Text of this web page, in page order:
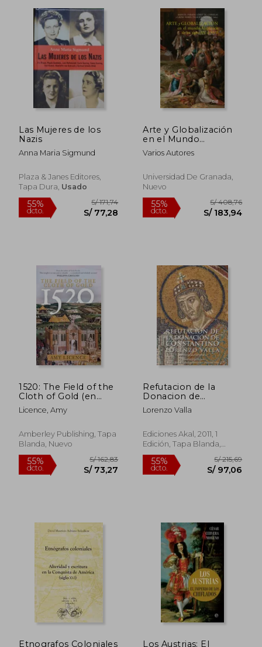
40%
dcto.
S/ 366,88
S/ 220,13
50%
dcto. S/
55%
dcto.
S/ 226,06
S/ 101,73
55%
dcto.
Las Mujeres de los
Nazis
Anna Maria Sigmund
Plaza & Janes Editores,
Tapa Dura, Usado
55%
Arte y Globalización
en el Mundo
Hispánico de los
Siglos xv al Xvii
Varios Autores
Universidad De Granada,
Nuevo
55%
1520: The Field of the
Cloth of Gold (en
Inglés)
Licence, Amy
Amberley Publishing, Tapa
Blanda, Nuevo
Refutacion de la
Donacion de
Constantino
Lorenzo Valla
Ediciones Akal, 2011, 1
Edición, Tapa Blanda,
Nuevo
Etnografos Coloniales Los Austrias: El